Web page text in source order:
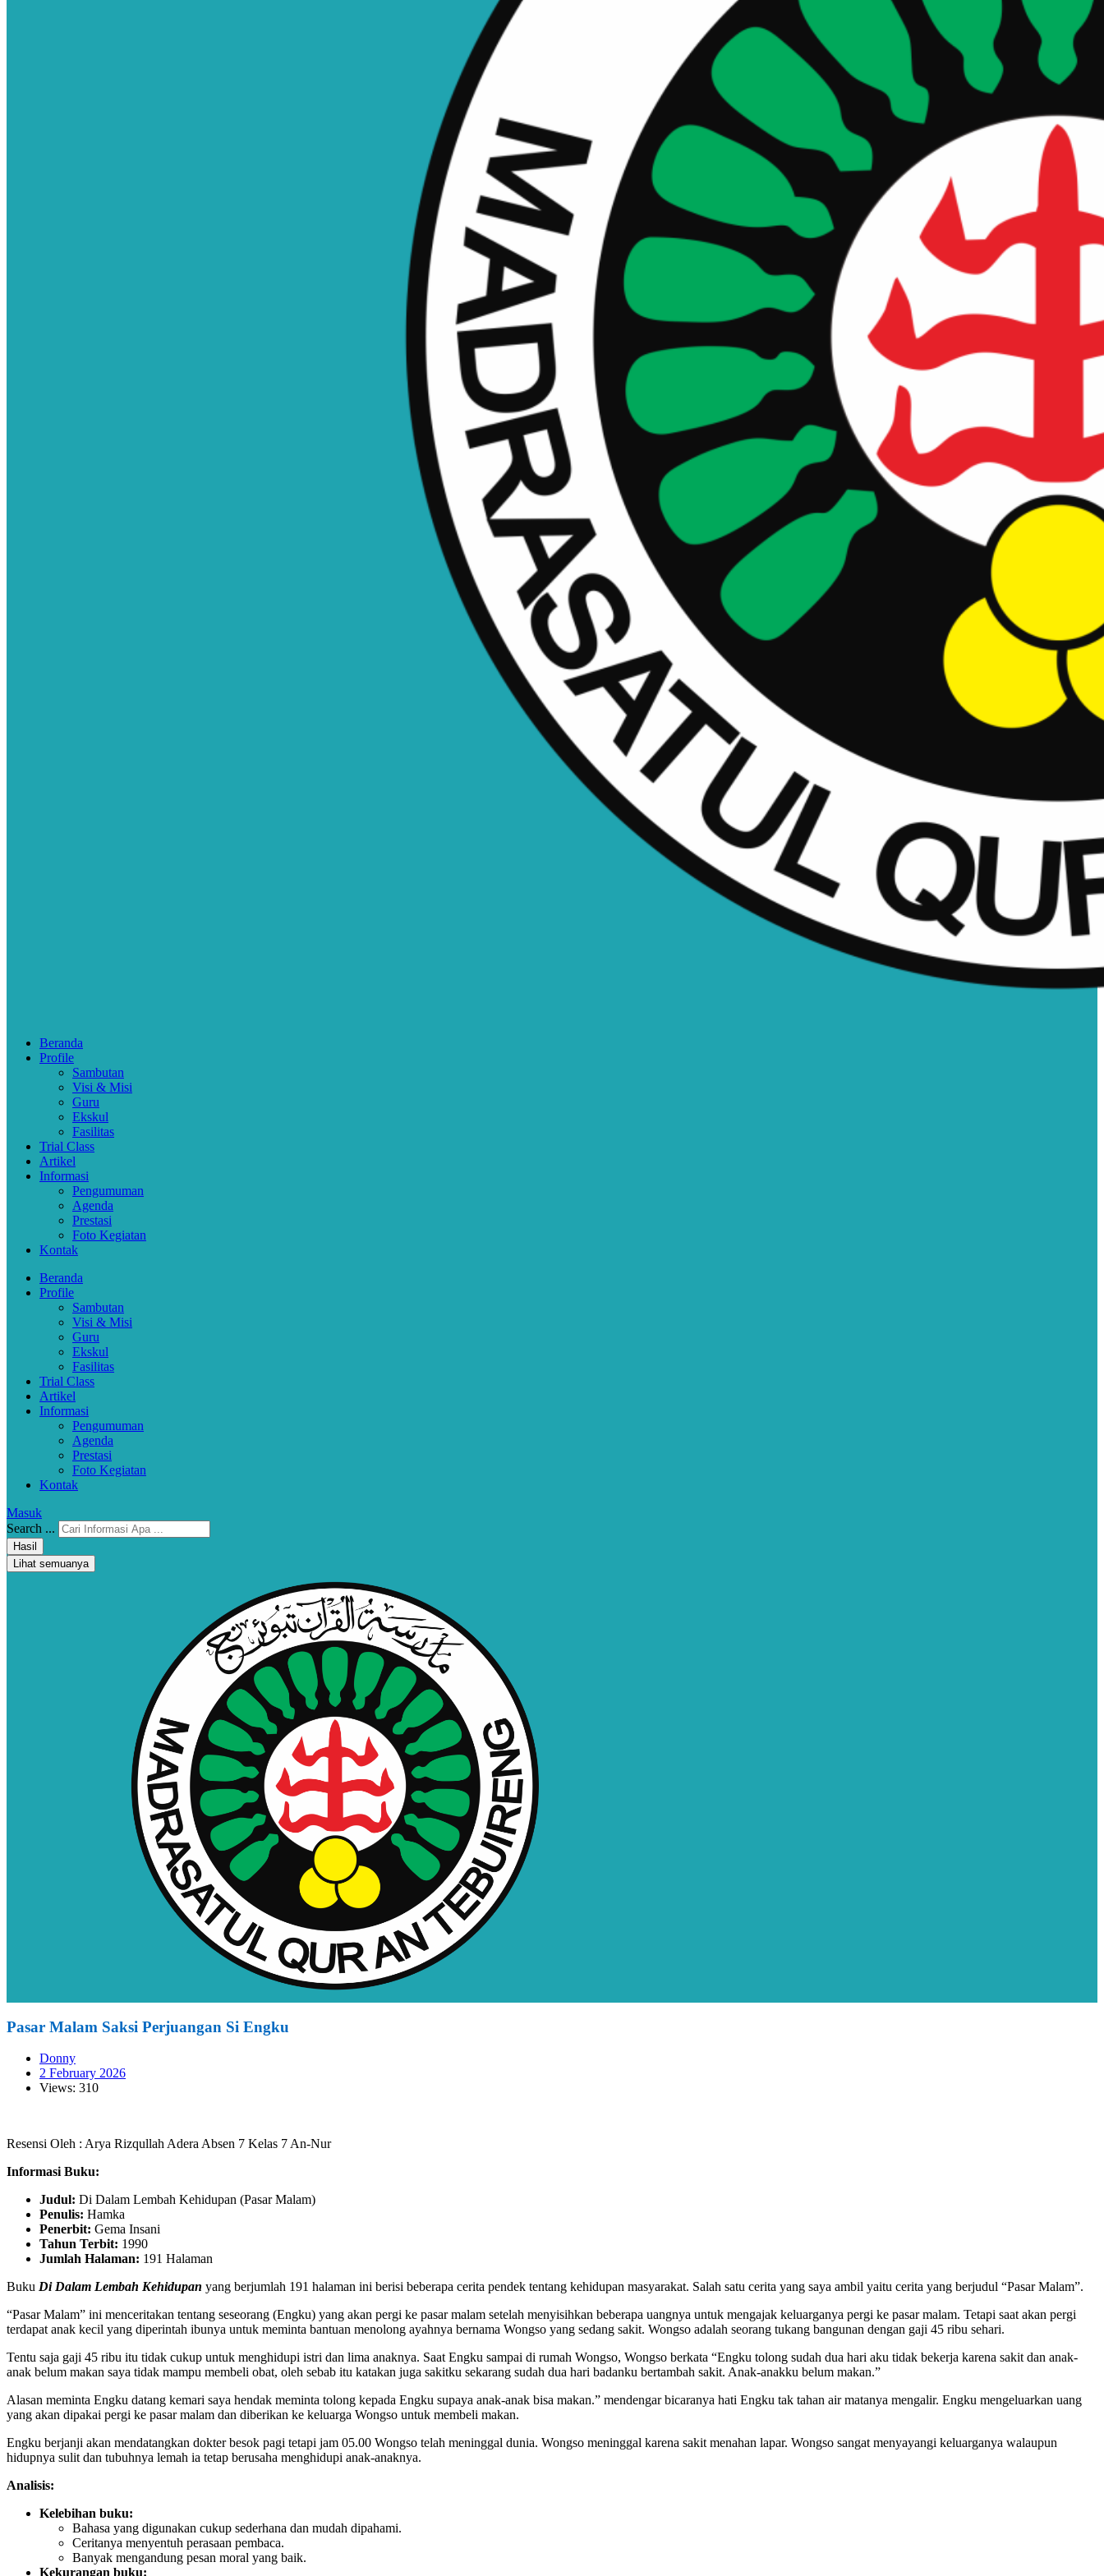
Beranda
Profile
Sambutan
Visi & Misi
Guru
Ekskul
Fasilitas
Trial Class
Artikel
Informasi
Pengumuman
Agenda
Prestasi
Foto Kegiatan
Kontak
Beranda
Profile
Sambutan
Visi & Misi
Guru
Ekskul
Fasilitas
Trial Class
Artikel
Informasi
Pengumuman
Agenda
Prestasi
Foto Kegiatan
Kontak
Masuk
Search ...
Hasil
Lihat semuanya
Pasar Malam Saksi Perjuangan Si Engku
Donny
2 February 2026
Views: 310
Resensi Oleh : Arya Rizqullah Adera Absen 7 Kelas 7 An-Nur
Informasi Buku:
Judul: Di Dalam Lembah Kehidupan (Pasar Malam)
Penulis: Hamka
Penerbit: Gema Insani
Tahun Terbit: 1990
Jumlah Halaman: 191 Halaman
Buku Di Dalam Lembah Kehidupan yang berjumlah 191 halaman ini berisi beberapa cerita pendek tentang kehidupan masyarakat. Salah satu cerita yang saya ambil yaitu cerita yang berjudul “Pasar Malam”.
“Pasar Malam” ini menceritakan tentang seseorang (Engku) yang akan pergi ke pasar malam setelah menyisihkan beberapa uangnya untuk mengajak keluarganya pergi ke pasar malam. Tetapi saat akan pergi
terdapat anak kecil yang diperintah ibunya untuk meminta bantuan menolong ayahnya bernama Wongso yang sedang sakit. Wongso adalah seorang tukang bangunan dengan gaji 45 ribu sehari.
Tentu saja gaji 45 ribu itu tidak cukup untuk menghidupi istri dan lima anaknya. Saat Engku sampai di rumah Wongso, Wongso berkata “Engku tolong sudah dua hari aku tidak bekerja karena sakit dan anak-
anak belum makan saya tidak mampu membeli obat, oleh sebab itu katakan juga sakitku sekarang sudah dua hari badanku bertambah sakit. Anak-anakku belum makan.”
Alasan meminta Engku datang kemari saya hendak meminta tolong kepada Engku supaya anak-anak bisa makan.” mendengar bicaranya hati Engku tak tahan air matanya mengalir. Engku mengeluarkan uang
yang akan dipakai pergi ke pasar malam dan diberikan ke keluarga Wongso untuk membeli makan.
Engku berjanji akan mendatangkan dokter besok pagi tetapi jam 05.00 Wongso telah meninggal dunia. Wongso meninggal karena sakit menahan lapar. Wongso sangat menyayangi keluarganya walaupun
hidupnya sulit dan tubuhnya lemah ia tetap berusaha menghidupi anak-anaknya.
Analisis:
Kelebihan buku:
Bahasa yang digunakan cukup sederhana dan mudah dipahami.
Ceritanya menyentuh perasaan pembaca.
Banyak mengandung pesan moral yang baik.
Kekurangan buku: